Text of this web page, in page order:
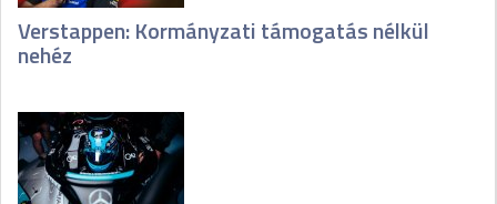
Verstappen: Kormányzati támogatás nélkül
nehéz